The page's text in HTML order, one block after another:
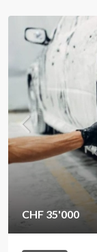
CHF 35'000